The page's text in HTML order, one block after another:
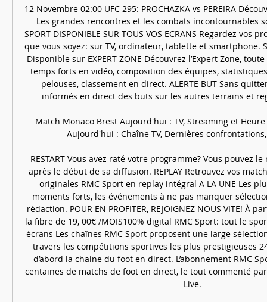
12 Novembre 02:00 UFC 295: PROCHAZKA vs PEREIRA
Les grandes rencontres et les combats incontournables
SPORT DISPONIBLE SUR TOUS VOS ECRANS Regardez vos
que vous soyez: sur TV, ordinateur, tablette et smartphone.
Disponible sur EXPERT ZONE Découvrez l’Expert Zone,
temps forts en vidéo, composition des équipes,
pelouses, classement en direct. ALERTE BUT Sans
informés en direct des buts sur les autres terrains et
Match Monaco Brest Aujourd'hui : TV, Streaming et
Aujourd'hui : Chaîne TV, Dernières
RESTART Vous avez raté votre programme? Vous pouvez
après le début de sa diffusion. REPLAY Retrouvez vos
originales RMC Sport en replay intégral A LA UNE Les
moments forts, les événements à ne pas manquer
rédaction. POUR EN PROFITER, REJOIGNEZ NOUS VITE! À
la fibre de 19, 00€ /MOIS100% digital RMC Sport: tout le
écrans Les chaînes RMC Sport proposent une large
travers les compétitions sportives les plus prestigieuses
d’abord la chaine du foot en direct. L’abonnement RMC
centaines de matchs de foot en direct, le tout commenté
Live.